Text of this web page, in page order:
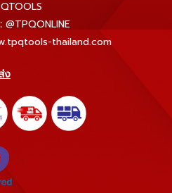
@TPQONLINE
thailand.com
ง